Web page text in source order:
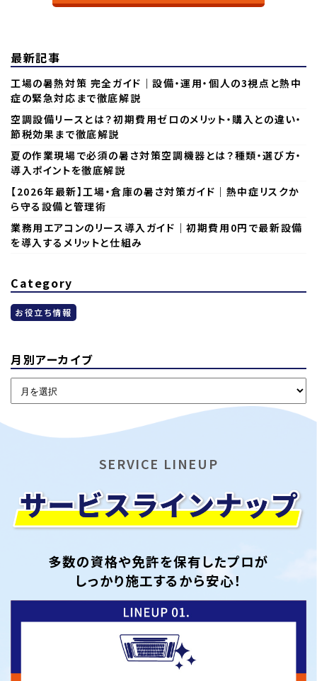
最新記事
工場の暑熱対策 完全ガイド｜設備・運用・個人の3視点と熱中
症の緊急対応まで徹底解説
空調設備リースとは？初期費用ゼロのメリット・購入との違い・
節税効果まで徹底解説
夏の作業現場で必須の暑さ対策空調機器とは？種類・選び方・
導入ポイントを徹底解説
【2026年最新】工場・倉庫の暑さ対策ガイド｜熱中症リスクか
ら守る設備と管理術
業務用エアコンのリース導入ガイド｜初期費用0円で最新設備
を導入するメリットと仕組み
Category
お役立ち情報
月別アーカイブ
SERVICE LINEUP
多数の資格や免許を保有したプロが
しっかり施工するから安心！